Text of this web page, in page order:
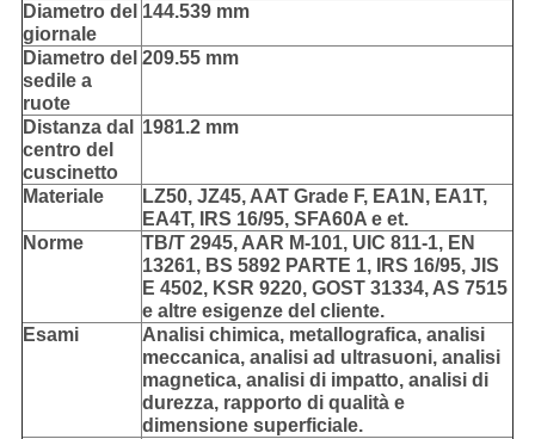
Diametro del
giornale
144.539 mm
Diametro del
sedile a
ruote
209.55 mm
Distanza dal
centro del
cuscinetto
1981.2 mm
Materiale
LZ50, JZ45, AAT Grade F, EA1N, EA1T,
EA4T, IRS 16/95, SFA60A e et.
Norme
TB/T 2945, AAR M-101, UIC 811-1, EN
13261, BS 5892 PARTE 1, IRS 16/95, JIS
E 4502, KSR 9220, GOST 31334, AS 7515
e altre esigenze del cliente.
Esami
Analisi chimica, metallografica, analisi
meccanica, analisi ad ultrasuoni, analisi
magnetica, analisi di impatto, analisi di
durezza, rapporto di qualità e
dimensione superficiale.